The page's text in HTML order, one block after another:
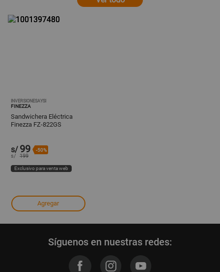
INVERSIONESAYSI
FINEZZA
Sandwichera Eléctrica
Finezza FZ-822GS
s/ 99 -50%
s/ 199
Exclusivo para venta web
Agregar
Síguenos en nuestras redes: